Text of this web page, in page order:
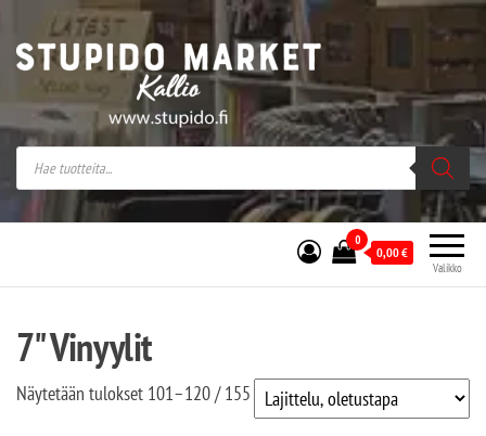
Stupido Market – verkossa ja kivijalassa
Stupido Market on vaihtoehtomusaan
erikoistunut verkko- sekä
kivijalkakauppa Helsingissä Kallion
sydämessä.
Valikko
0
0,00€
7" Vinyylit
Näytetään tulokset 101–120 / 155